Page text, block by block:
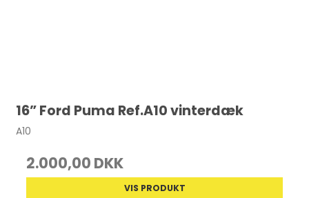
16” Ford Puma Ref.A10 vinterdæk
A10
2.000,00 DKK
VIS PRODUKT